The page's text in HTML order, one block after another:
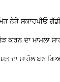
ਨੇੜੇ ਸਕਾਰਪੀਓ
ਕਰਨ ਦਾ ਮਾਮਲਾ
ਦਾ ਮਾਹੌਲ ਬਣ